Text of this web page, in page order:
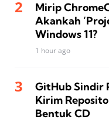
Mirip
Akankah
Windows 11?
1 hour ago
GitHub Sindir
Kirim
Bentuk CD